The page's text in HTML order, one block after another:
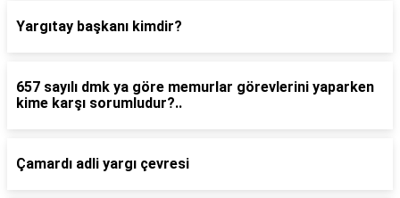
Yargıtay başkanı kimdir?
657 sayılı dmk ya göre memurlar görevlerini yaparken
kime karşı sorumludur?..
Çamardı adli yargı çevresi